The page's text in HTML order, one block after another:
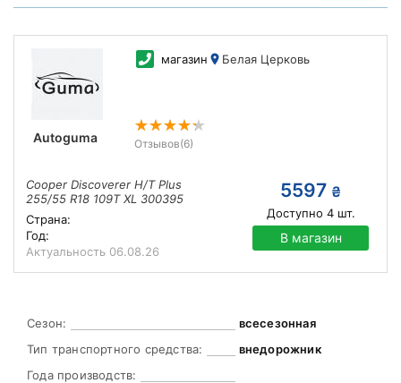
Autoguma
магазин Белая Церковь
Отзывов(6)
Cooper Discoverer H/T Plus
255/55 R18 109T XL 300395
Страна:
Год:
Актуальность 06.08.26
5597 ₴
Доступно 4шт.
В магазин
Сезон:
всесезонная
Тип транспортного средства:
внедорожник
Года производств: